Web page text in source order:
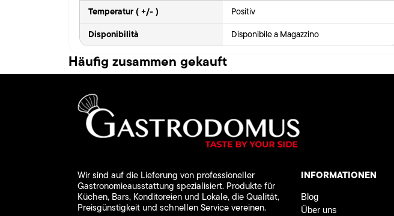
Temperatur ( +/- ) Positiv
Disponibilità Disponibile a Magazzino
Häufig zusammen gekauft
Wir sind auf die Lieferung von professioneller
Gastronomieausstattung spezialisiert. Produkte für
Küchen, Bars, Konditoreien und Lokale, die Qualität,
Preisgünstigkeit und schnellen Service vereinen.
INFORMATIONEN
Blog
Über uns